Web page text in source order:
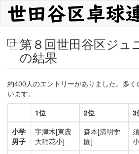
ン
第８回世田谷区ジュ
の結果
約400人のエントリーがありました。多
います。
1位
2位 3
小学
男子
宇津木[東農
大稲花小]
森本[清明学
園]